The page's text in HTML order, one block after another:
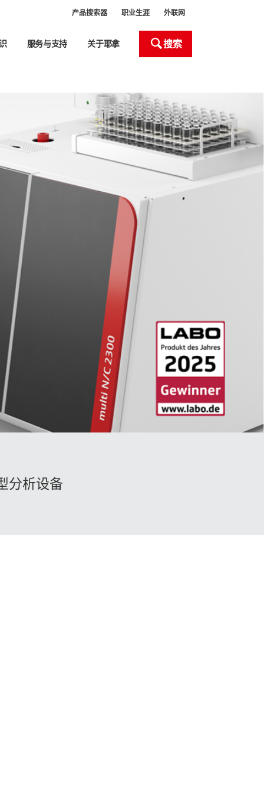
产品搜索器 职业生涯 外联网
搜索
Close
皿处理
体处理器 (ALH)
液体处理工作站移液枪头
Close
Close
服务与支持
Close
关于耶拿
Close
分析设备